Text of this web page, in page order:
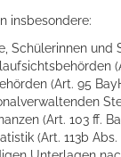
insbesondere:
Schülerinnen und
(Art. 95
(Art. 103 ff.
(Art. 113b Abs.